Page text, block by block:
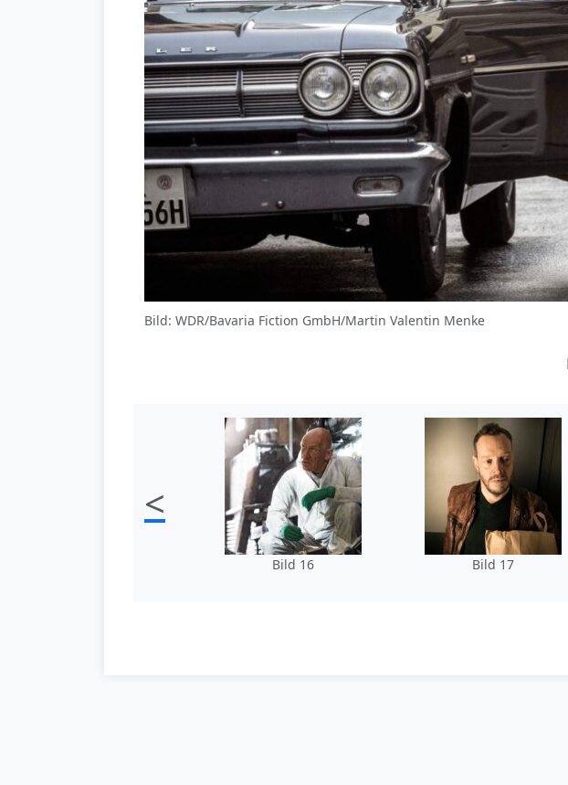
Bild: WDR/Bavaria Fiction GmbH/Martin Valentin Menke
<
Bild 16 Bild 17